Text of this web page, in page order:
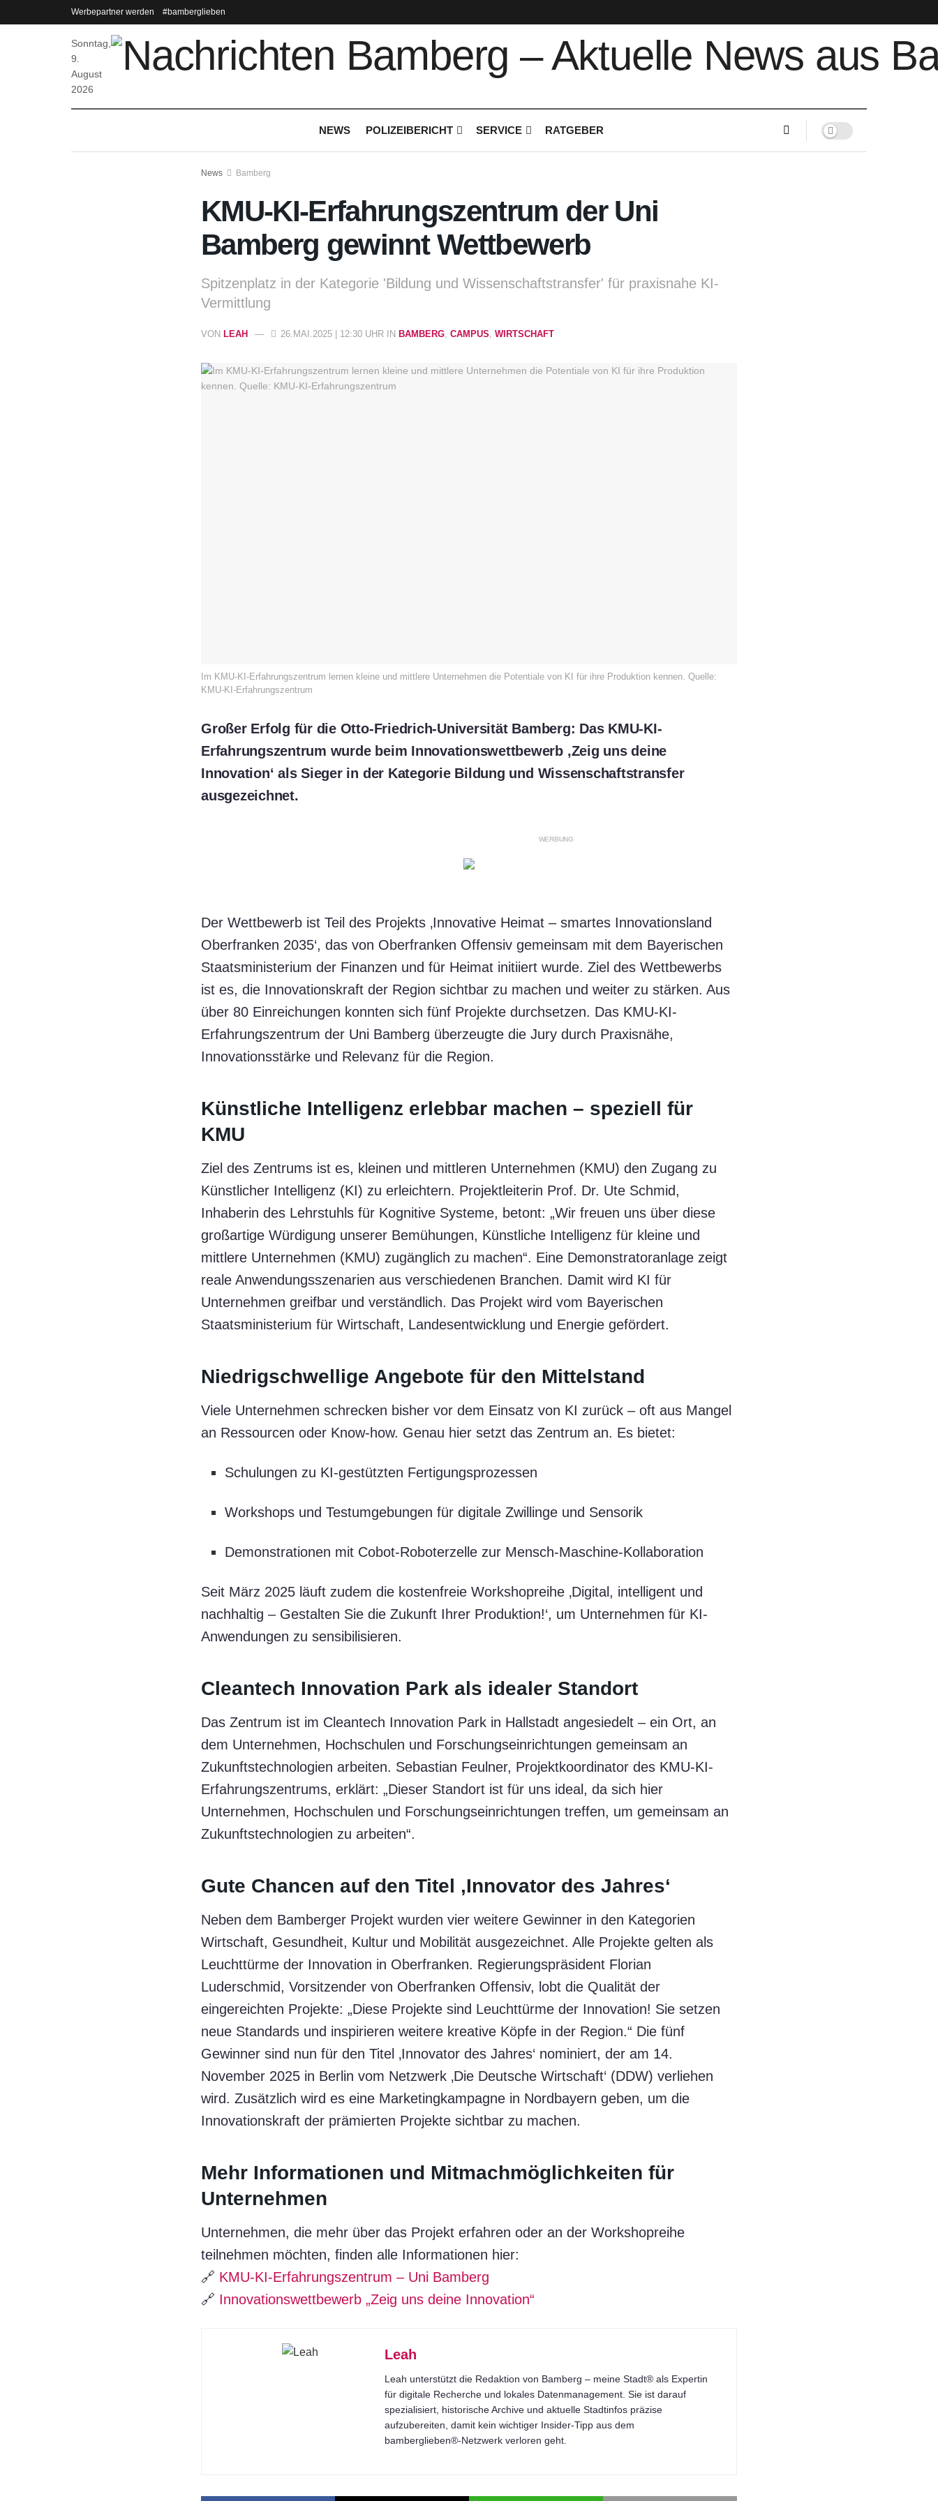
Werbepartner werden #bamberglieben
Sonntag,
9.
August
2026
NEWS POLIZEIBERICHT SERVICE RATGEBER
News Bamberg
KMU-KI-Erfahrungszentrum der Uni
Bamberg gewinnt Wettbewerb
Spitzenplatz in der Kategorie 'Bildung und Wissenschaftstransfer' für praxisnahe KI-
Vermittlung
VON LEAH 26.MAI.2025 | 12:30 UHR IN BAMBERG CAMPUS WIRTSCHAFT
Im KMU-KI-Erfahrungszentrum lernen kleine und mittlere Unternehmen die Potentiale von KI für ihre Produktion kennen. Quelle:
KMU-KI-Erfahrungszentrum
Großer Erfolg für die Otto-Friedrich-Universität Bamberg: Das KMU-KI-
Erfahrungszentrum wurde beim Innovationswettbewerb ‚Zeig uns deine
Innovation‘ als Sieger in der Kategorie Bildung und Wissenschaftstransfer
ausgezeichnet.
WERBUNG
Der Wettbewerb ist Teil des Projekts ‚Innovative Heimat – smartes Innovationsland
Oberfranken 2035‘, das von Oberfranken Offensiv gemeinsam mit dem Bayerischen
Staatsministerium der Finanzen und für Heimat initiiert wurde. Ziel des Wettbewerbs
ist es, die Innovationskraft der Region sichtbar zu machen und weiter zu stärken. Aus
über 80 Einreichungen konnten sich fünf Projekte durchsetzen. Das KMU-KI-
Erfahrungszentrum der Uni Bamberg überzeugte die Jury durch Praxisnähe,
Innovationsstärke und Relevanz für die Region.
Künstliche Intelligenz erlebbar machen – speziell für
KMU
Ziel des Zentrums ist es, kleinen und mittleren Unternehmen (KMU) den Zugang zu
Künstlicher Intelligenz (KI) zu erleichtern. Projektleiterin Prof. Dr. Ute Schmid,
Inhaberin des Lehrstuhls für Kognitive Systeme, betont: „Wir freuen uns über diese
großartige Würdigung unserer Bemühungen, Künstliche Intelligenz für kleine und
mittlere Unternehmen (KMU) zugänglich zu machen“. Eine Demonstratoranlage zeigt
reale Anwendungsszenarien aus verschiedenen Branchen. Damit wird KI für
Unternehmen greifbar und verständlich. Das Projekt wird vom Bayerischen
Staatsministerium für Wirtschaft, Landesentwicklung und Energie gefördert.
Niedrigschwellige Angebote für den Mittelstand
Viele Unternehmen schrecken bisher vor dem Einsatz von KI zurück – oft aus Mangel
an Ressourcen oder Know-how. Genau hier setzt das Zentrum an. Es bietet:
Schulungen zu KI-gestützten Fertigungsprozessen
Workshops und Testumgebungen für digitale Zwillinge und Sensorik
Demonstrationen mit Cobot-Roboterzelle zur Mensch-Maschine-Kollaboration
Seit März 2025 läuft zudem die kostenfreie Workshopreihe ‚Digital, intelligent und
nachhaltig – Gestalten Sie die Zukunft Ihrer Produktion!‘, um Unternehmen für KI-
Anwendungen zu sensibilisieren.
Cleantech Innovation Park als idealer Standort
Das Zentrum ist im Cleantech Innovation Park in Hallstadt angesiedelt – ein Ort, an
dem Unternehmen, Hochschulen und Forschungseinrichtungen gemeinsam an
Zukunftstechnologien arbeiten. Sebastian Feulner, Projektkoordinator des KMU-KI-
Erfahrungszentrums, erklärt: „Dieser Standort ist für uns ideal, da sich hier
Unternehmen, Hochschulen und Forschungseinrichtungen treffen, um gemeinsam an
Zukunftstechnologien zu arbeiten“.
Gute Chancen auf den Titel ‚Innovator des Jahres‘
Neben dem Bamberger Projekt wurden vier weitere Gewinner in den Kategorien
Wirtschaft, Gesundheit, Kultur und Mobilität ausgezeichnet. Alle Projekte gelten als
Leuchttürme der Innovation in Oberfranken. Regierungspräsident Florian
Luderschmid, Vorsitzender von Oberfranken Offensiv, lobt die Qualität der
eingereichten Projekte: „Diese Projekte sind Leuchttürme der Innovation! Sie setzen
neue Standards und inspirieren weitere kreative Köpfe in der Region.“ Die fünf
Gewinner sind nun für den Titel ‚Innovator des Jahres‘ nominiert, der am 14.
November 2025 in Berlin vom Netzwerk ‚Die Deutsche Wirtschaft‘ (DDW) verliehen
wird. Zusätzlich wird es eine Marketingkampagne in Nordbayern geben, um die
Innovationskraft der prämierten Projekte sichtbar zu machen.
Mehr Informationen und Mitmachmöglichkeiten für
Unternehmen
Unternehmen, die mehr über das Projekt erfahren oder an der Workshopreihe
teilnehmen möchten, finden alle Informationen hier:
🔗 KMU-KI-Erfahrungszentrum – Uni Bamberg
🔗 Innovationswettbewerb „Zeig uns deine Innovation“
Leah
Leah unterstützt die Redaktion von Bamberg – meine Stadt® als Expertin
für digitale Recherche und lokales Datenmanagement. Sie ist darauf
spezialisiert, historische Archive und aktuelle Stadtinfos präzise
aufzubereiten, damit kein wichtiger Insider-Tipp aus dem
bamberglieben®-Netzwerk verloren geht.